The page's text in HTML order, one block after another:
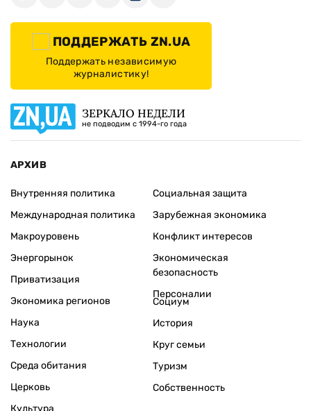
ПОДДЕРЖАТЬ ZN.UA
Поддержать независимую
журналистику!
ЗЕРКАЛО НЕДЕЛИ
не подводим с 1994-го года
АРХИВ
Внутренняя политика
Международная политика
Макроуровень
Энергорынок
Приватизация
Экономика регионов
Социальная защита
Зарубежная экономика
Конфликт интересов
Экономическая
безопасность
Персоналии
Наука
Технологии
Среда обитания
Церковь
Культура
Социум
История
Круг семьи
Туризм
Собственность